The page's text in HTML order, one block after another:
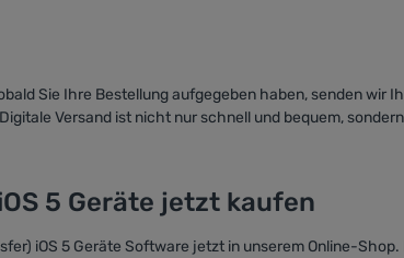
Sie Ihre Bestellung aufgegeben haben, senden wir
Versand ist nicht nur schnell und bequem,
5 Geräte jetzt kaufen
iOS 5 Geräte Software jetzt in unserem Online-